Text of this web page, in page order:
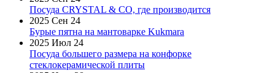
Посуда CRYSTAL & CO, где производится
2025 Сен 24
Бурые пятна на мантоварке Kukmara
2025 Июл 24
Посуда большего размера на конфорке
стеклокерамической плиты